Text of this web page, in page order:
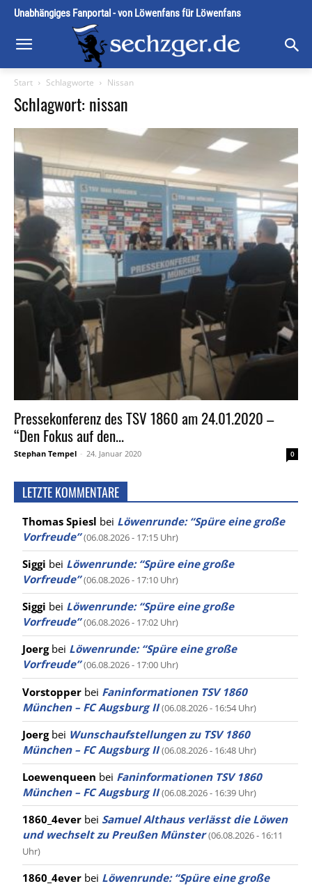
Unabhängiges Fanportal - von Löwenfans für Löwenfans
Start Schlagworte Nissan
Schlagwort: nissan
Pressekonferenz des TSV 1860 am 24.01.2020 –
“Den Fokus auf den...
Stephan Tempel - 24. Januar 2020 0
LETZTE KOMMENTARE
Thomas Spiesl bei Löwenrunde: “Spüre eine große
Vorfreude” (06.08.2026 - 17:15 Uhr)
Siggi bei Löwenrunde: “Spüre eine große
Vorfreude” (06.08.2026 - 17:10 Uhr)
Siggi bei Löwenrunde: “Spüre eine große
Vorfreude” (06.08.2026 - 17:02 Uhr)
Joergbei Löwenrunde: “Spüre eine große
Vorfreude” (06.08.2026 - 17:00 Uhr)
Vorstopper bei Faninformationen TSV 1860
München – FC Augsburg II (06.08.2026 - 16:54 Uhr)
Joergbei Wunschaufstellungen zu TSV 1860
München – FC Augsburg II (06.08.2026 - 16:48 Uhr)
Loewenqueen bei Faninformationen TSV 1860
München – FC Augsburg II (06.08.2026 - 16:39 Uhr)
1860_4ever bei Samuel Althaus verlässt die Löwen
und wechselt zu Preußen Münster (06.08.2026 - 16:11
Uhr)
1860_4ever bei Löwenrunde: “Spüre eine große